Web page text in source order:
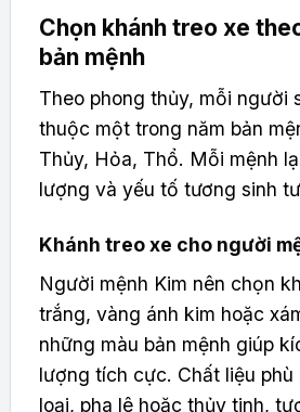
Chọn khánh treo xe
bản mệnh
Theo phong thủy, mỗi người
thuộc một trong năm bản
Thủy, Hỏa, Thổ. Mỗi mệnh
lượng và yếu tố tương sinh
Khánh treo xe cho người
Người mệnh Kim nên chọn
trắng, vàng ánh kim hoặc
những màu bản mệnh giúp
lượng tích cực. Chất liệu phù
loại, pha lê hoặc thủy tinh,